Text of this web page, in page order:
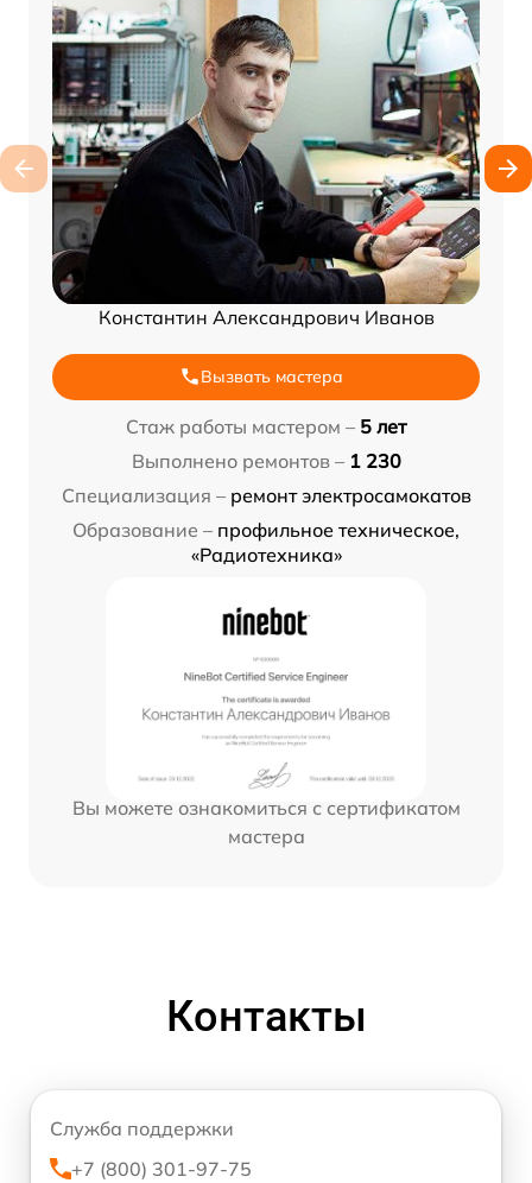
Константин Александрович Иванов
Вызвать мастера
Стаж работы мастером – 5 лет
Выполнено ремонтов – 1 230
Специализация – ремонт электросамокатов
Образование – профильное техническое,
«Радиотехника»
Вы можете ознакомиться с сертификатом
мастера
Контакты
Служба поддержки
+7 (800) 301-97-75